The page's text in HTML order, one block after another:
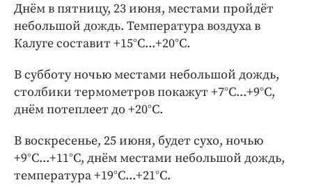
Экономика и бизнес
ПРОЕКТЫ
Блоги
Издания
Медиаперсона
Интересное чтиво
Клиника года
Бренд года
Днём в пятницу, 23 июня, местами пройдёт
небольшой дождь. Температура воздуха в
Калуге составит +15°С...+20°С.
В субботу ночью местами небольшой дождь,
столбики термометров покажут +7°С...+9°С,
днём потеплеет до +20°С.
В воскресенье, 25 июня, будет сухо, ночью
+9°С...+11°С, днём местами небольшой дождь,
температура +19°С...+21°С.